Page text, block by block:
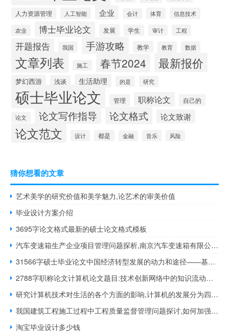
人力资源管理
人工智能 企业 会计 体育 信息技术
农业 博士毕业论文 发展 学生 审计 工程
开题报告 我国 手游攻略 教学 教育 数据
文章列表 施工 春节2024 最新报价
梦幻西游 浅谈 生活助理 的是 研究
硕士毕业论文 管理 职称论文 自己的
论文 论文写作指导 论文格式 论文致谢
论文范文 设计 都是 金融 音乐 风险
猜你想看的文章
艺术美学的研究价值和美学魅力,论艺术的审美价值
毕业设计方案介绍
3695字论文格式最新的硕士论文格式模板
汽车变速箱生产企业项目管理问题探析,南京汽车变速箱有限公司怎么样？
31566字硕士毕业论文中国经济转型发展的动力和途径——基于国际贸易和资源配置效率的分析
2788字职称论文计算机论文题目:技术创新网络中的知识流动过程研究
研究计算机技术对生活的各个方面的影响,计算机的发展分为四个阶段，每个阶段的特点是...
我国建筑工程施工过程中工程质量监督管理问题探讨,如何加强建筑施工质量管理
淘宝毕业设计多少钱